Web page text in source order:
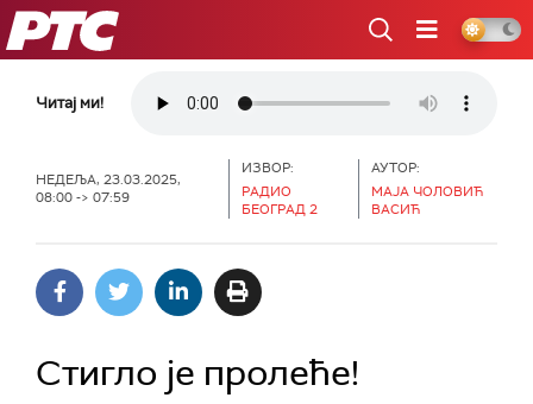
РТС
Читај ми!
НЕДЕЉА, 23.03.2025,
08:00 -> 07:59
ИЗВОР:
РАДИО
БЕОГРАД 2
АУТОР:
МАЈА ЧОЛОВИЋ
ВАСИЋ
Стигло је пролеће!